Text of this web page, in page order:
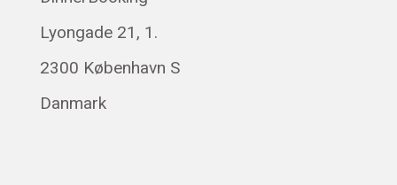
Svenska
Français
Română
Lyongade 21, 1.
2300 København S
Danmark